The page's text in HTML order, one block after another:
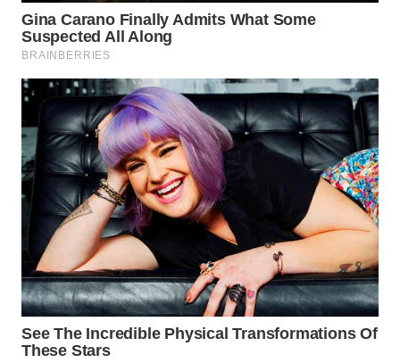
WAHANA
TANI
WAHANA
ADVOKAT
WAHANA
INFRASTRUKTUR
WAHANA
KONSUMEN
WAHANA
LISTRIK
WAHANA